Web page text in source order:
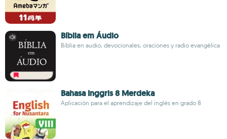
Bíblia em Áudio
Biblia en audio, devocionales, oraciones y radio evangélica
Bahasa Inggris 8 Merdeka
Aplicación para el aprendizaje del inglés en grado 8